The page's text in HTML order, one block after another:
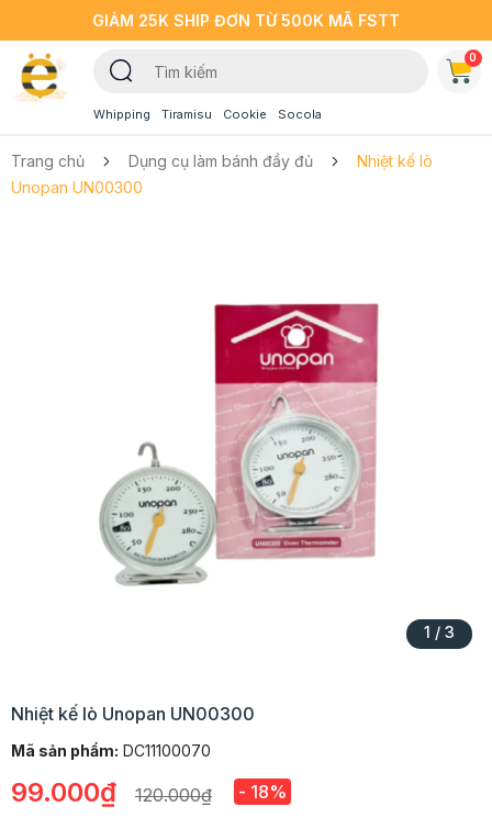
GIẢM 25K SHIP ĐƠN TỪ 500K MÃ FSTT
Whipping Tiramisu Cookie Socola
0
Trang chủ Dụng cụ làm bánh đầy đủ
Nhiệt kế lò
Unopan UN00300
1 / 3
Nhiệt kế lò Unopan UN00300
Mã sản phẩm: DC11100070
99.000₫ 120.000₫ - 18%